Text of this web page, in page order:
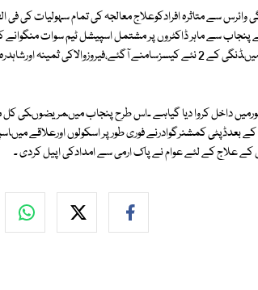
سے متاثرہ افرادکوعلاج معالجہ کی تمام سہولیات کی فی
پنجاب سے ماہر ڈاکٹروں پر مشتمل اسپیشل ٹیم سوات منگوانے
ازیںآئی این پی کے مطابق پنجاب میںڈنگی کے 2 نئے کیسزسامنے
بعدڈپٹی کمشنرگوادرنے فوری طورپر اسکولوں اورعلاقے
علاج کے لئے عوام نے پاک ارمی سے امدادکی اپیل کردی ۔